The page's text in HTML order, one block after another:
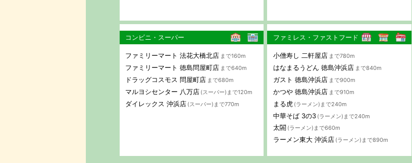
コンビニ・スーパー
ファミリーマート 法花大橋北店 まで160m
ファミリーマート 徳島問屋町店 まで640m
ドラッグコスモス 問屋町店 まで680m
マルヨシセンター 八万店 (スーパー)まで120m
ダイレックス 沖浜店 (スーパー)まで770m
ファミレス・ファストフード
小僧寿し 二軒屋店 まで780m
はなまるうどん 徳島沖浜店 まで840m
ガスト 徳島沖浜店 まで900m
かつや 徳島沖浜店 まで910m
まる虎 (ラーメン)まで240m
中華そば 3の3 (ラーメン)まで240m
太閤 (ラーメン)まで660m
ラーメン東大 沖浜店 (ラーメン)まで890m